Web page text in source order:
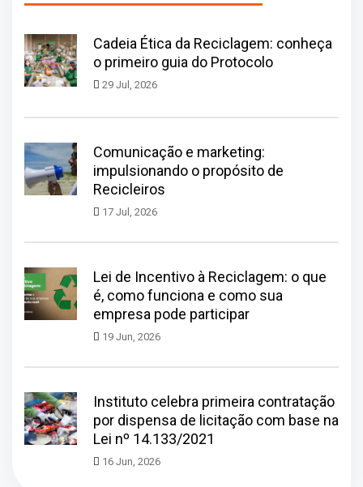
Cadeia Ética da Reciclagem: conheça
o primeiro guia do Protocolo
29 Jul, 2026
Comunicação e marketing:
impulsionando o propósito de
Recicleiros
17 Jul, 2026
Lei de Incentivo à Reciclagem: o que
é, como funciona e como sua
empresa pode participar
19 Jun, 2026
Instituto celebra primeira contratação
por dispensa de licitação com base na
Lei nº 14.133/2021
16 Jun, 2026